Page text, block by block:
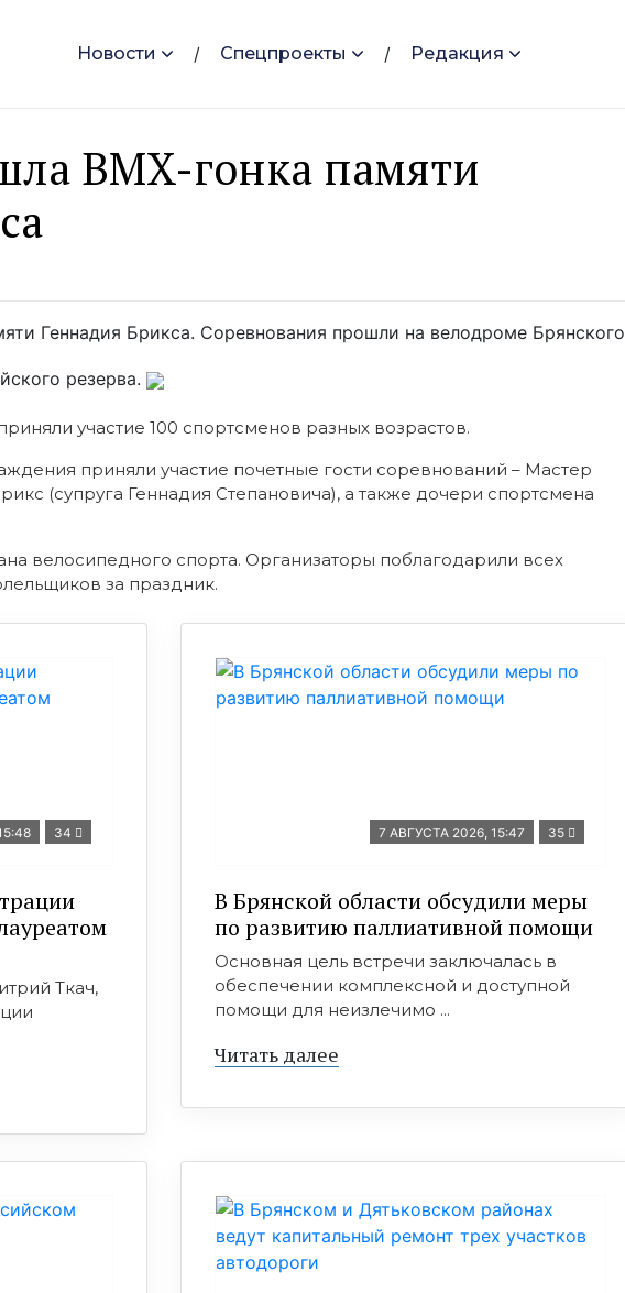
Новости Спецпроекты Редакция
BMX-гонка памяти
Геннадия Брикса. Соревнования прошли на велодроме Брянского
резерва.
участие 100 спортсменов разных возрастов.
приняли участие почетные гости соревнований – Мастер
(супруга Геннадия Степановича), а также дочери спортсмена
велосипедного спорта. Организаторы поблагодарили всех
за праздник.
34
Ткач,
7 АВГУСТА 2026, 15:47 35
В Брянской области обсудили меры
по развитию паллиативной помощи
Основная цель встречи заключалась в
обеспечении комплексной и доступной
помощи для неизлечимо ...
Читать далее